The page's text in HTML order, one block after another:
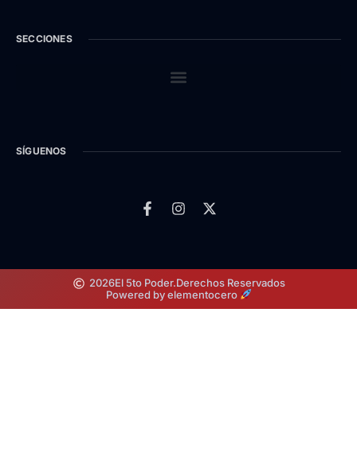
SECCIONES
SÍGUENOS
2026El 5to Poder.Derechos Reservados
Powered by elementocero